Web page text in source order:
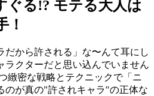
ぐる!? モテる大人は
！
だから許される」な〜んて耳にし
ラクターだと思い込んでいません
緻密な戦略とテクニックで「ニ
のが真の"許されキャラ"の正体な